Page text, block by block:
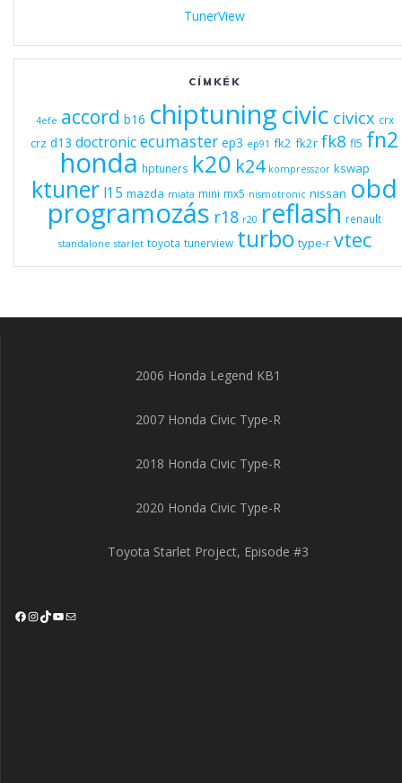
TunerView
CÍMKÉK
4efe accord b16 chiptuningcivic civicx crx
crz d13 doctronicecumaster ep3 ep91 fk2 fk2r fk8 fl5 fn2
honda hptuners k20 k24 kompresszor kswap
ktuner l15 mazda miata mini mx5 nismotronic nissan obd
programozás r18 r20 reflash renault
standalone starlet toyota tunerview turbo type-r vtec
2006 Honda Legend KB1
2007 Honda Civic Type-R
2018 Honda Civic Type-R
2020 Honda Civic Type-R
Toyota Starlet Project, Episode #3
Facebook
Instagram
TikTok
YouTube
Mail